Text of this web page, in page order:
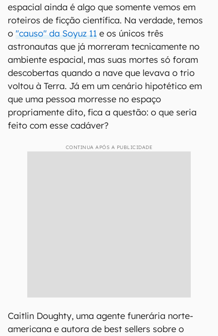
espacial ainda é algo que somente vemos em
roteiros de ficção científica. Na verdade, temos
o "causo" da Soyuz 11 e os únicos três
astronautas que já morreram tecnicamente no
ambiente espacial, mas suas mortes só foram
descobertas quando a nave que levava o trio
voltou à Terra. Já em um cenário hipotético em
que uma pessoa morresse no espaço
propriamente dito, fica a questão: o que seria
feito com esse cadáver?
CONTINUA APÓS A PUBLICIDADE
Caitlin Doughty, uma agente funerária norte-
americana e autora de best sellers sobre o